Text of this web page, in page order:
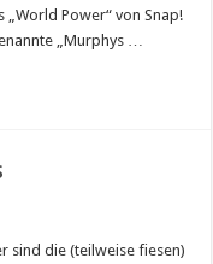
Power“ von Snap!
„Murphys …
sind die (teilweise fiesen)